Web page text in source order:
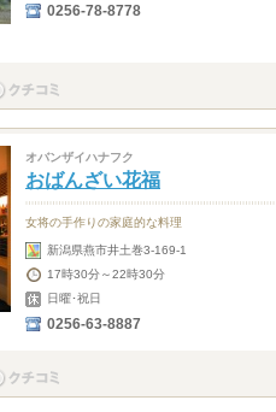
0256-78-8778
オバンザイハナフク
おばんざい花福
女将の手作りの家庭的な料理
新潟県燕市井土巻3-169-1
17時30分～22時30分
日曜･祝日
0256-63-8887